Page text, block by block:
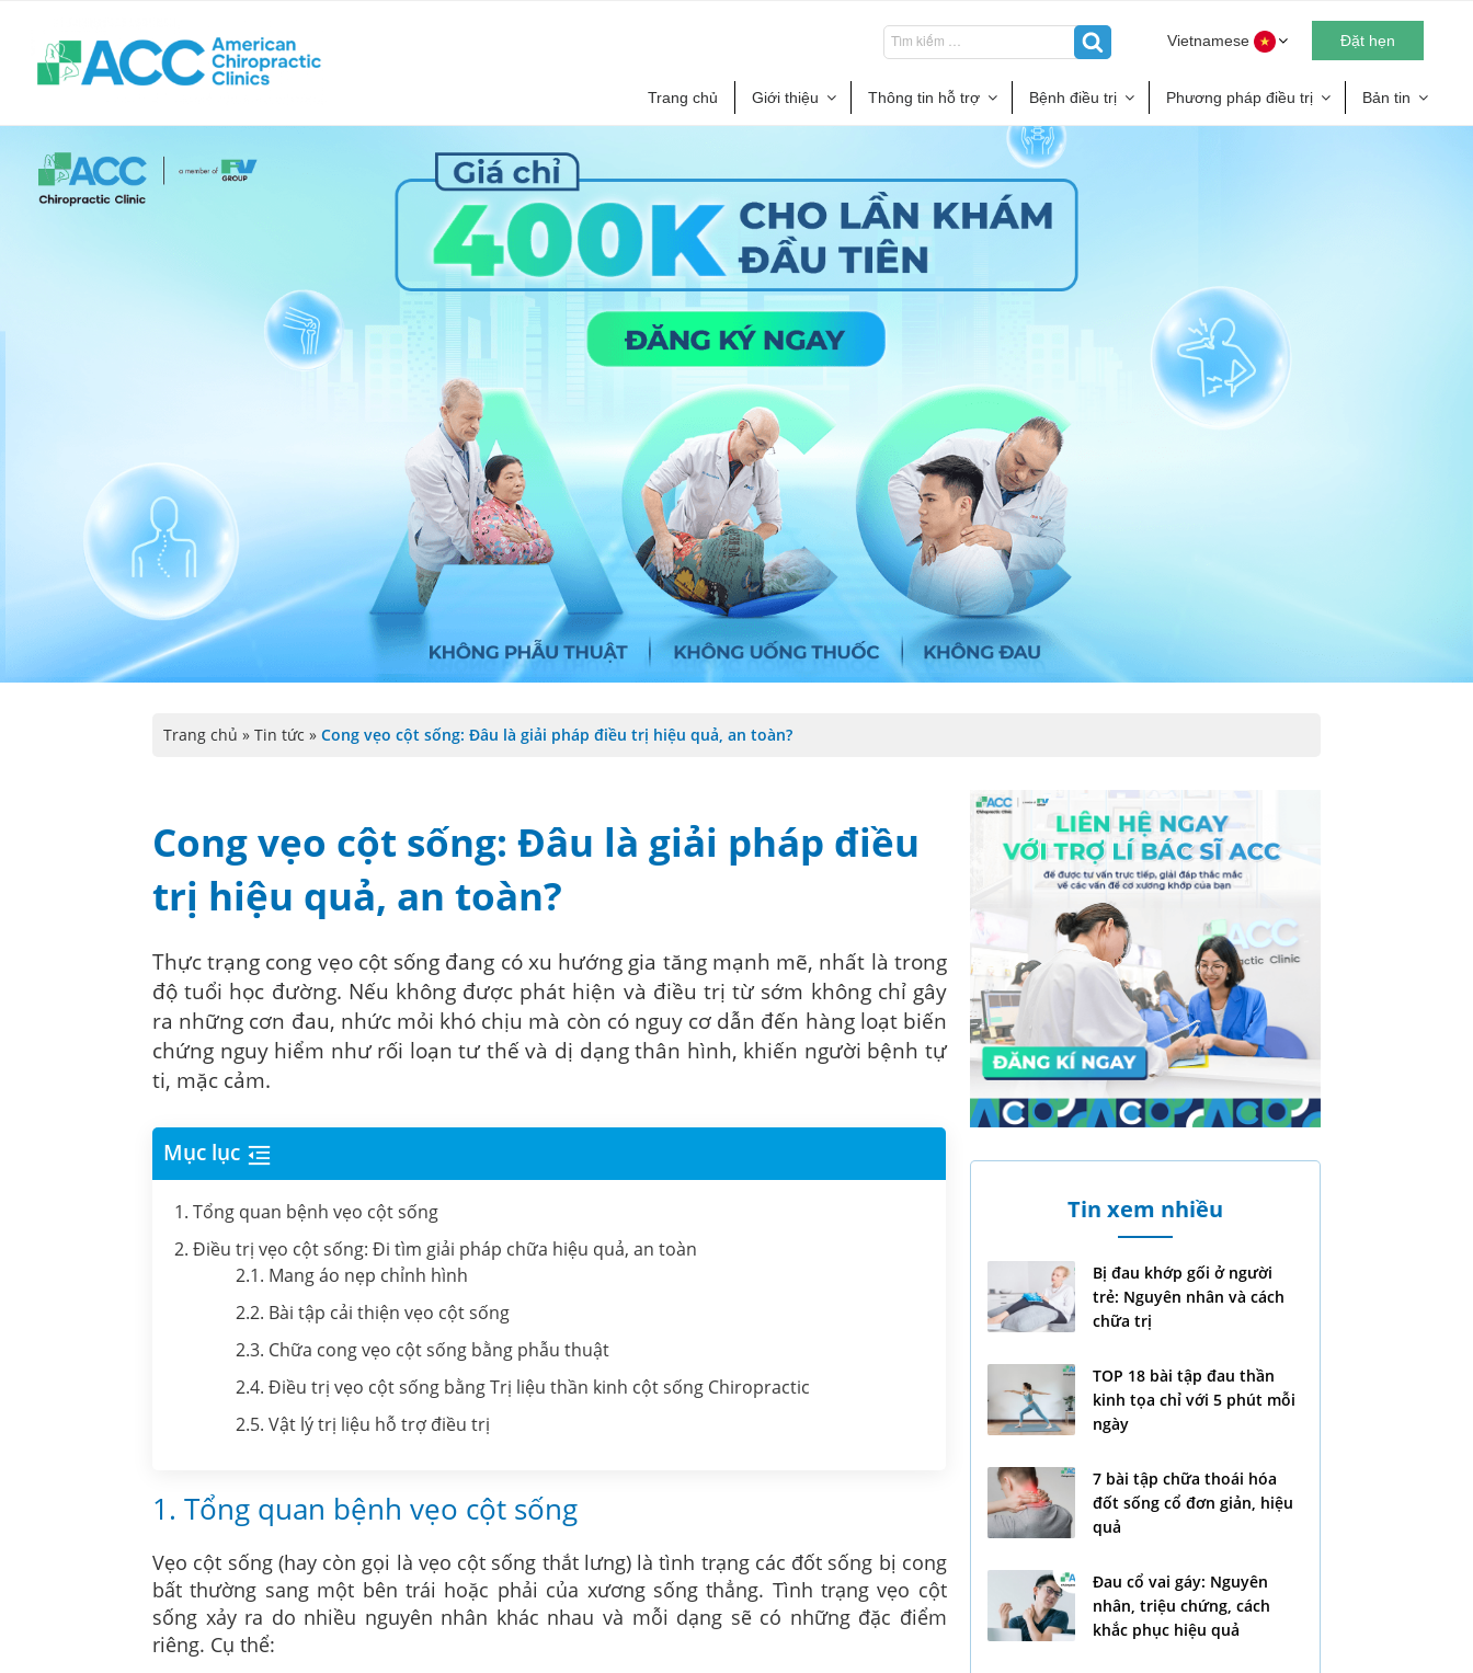
Vietnamese Đặt hẹn
Trang chủ Giới thiệu Thông tin hỗ trợ Bệnh điều trị Phương pháp điều trị Bản tin
Trang chủ » Tin tức » Cong vẹo cột sống: Đâu là giải pháp điều trị hiệu quả, an toàn?
Cong vẹo cột sống: Đâu là giải pháp điều
trị hiệu quả, an toàn?
Thực trạng cong vẹo cột sống đang có xu hướng gia tăng mạnh mẽ, nhất là trong
độ tuổi học đường. Nếu không được phát hiện và điều trị từ sớm không chỉ gây
ra những cơn đau, nhức mỏi khó chịu mà còn có nguy cơ dẫn đến hàng loạt biến
chứng nguy hiểm như rối loạn tư thế và dị dạng thân hình, khiến người bệnh tự
ti, mặc cảm.
Mục lục
1. Tổng quan bệnh vẹo cột sống
2. Điều trị vẹo cột sống: Đi tìm giải pháp chữa hiệu quả, an toàn
2.1. Mang áo nẹp chỉnh hình
2.2. Bài tập cải thiện vẹo cột sống
2.3. Chữa cong vẹo cột sống bằng phẫu thuật
2.4. Điều trị vẹo cột sống bằng Trị liệu thần kinh cột sống Chiropractic
2.5. Vật lý trị liệu hỗ trợ điều trị
1. Tổng quan bệnh vẹo cột sống
Vẹo cột sống (hay còn gọi là vẹo cột sống thắt lưng) là tình trạng các đốt sống bị cong
bất thường sang một bên trái hoặc phải của xương sống thẳng. Tình trạng vẹo cột
sống xảy ra do nhiều nguyên nhân khác nhau và mỗi dạng sẽ có những đặc điểm
riêng. Cụ thể:
Tin xem nhiều
Bị đau khớp gối ở người
trẻ: Nguyên nhân và cách
chữa trị
TOP 18 bài tập đau thần
kinh tọa chỉ với 5 phút mỗi
ngày
7 bài tập chữa thoái hóa
đốt sống cổ đơn giản, hiệu
quả
Đau cổ vai gáy: Nguyên
nhân, triệu chứng, cách
khắc phục hiệu quả